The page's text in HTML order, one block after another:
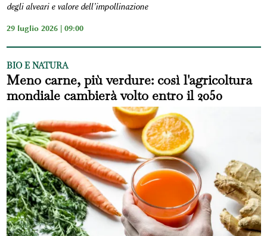
degli alveari e valore dell’impollinazione
29 luglio 2026 | 09:00
BIO E NATURA
Meno carne, più verdure: così l'agricoltura
mondiale cambierà volto entro il 2050